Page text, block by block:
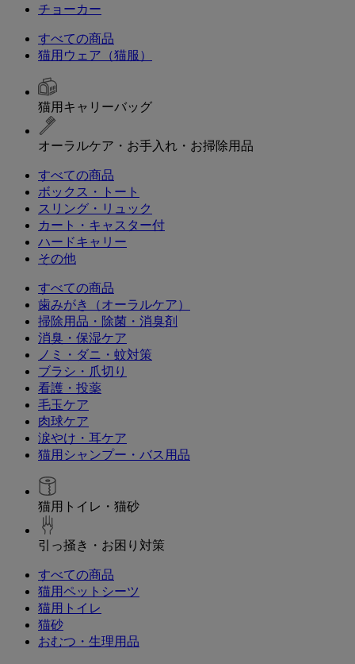
チョーカー
すべての商品
猫用ウェア（猫服）
猫用キャリーバッグ
オーラルケア・お手入れ・お掃除用品
すべての商品
ボックス・トート
スリング・リュック
カート・キャスター付
ハードキャリー
その他
すべての商品
歯みがき（オーラルケア）
掃除用品・除菌・消臭剤
消臭・保湿ケア
ノミ・ダニ・蚊対策
ブラシ・爪切り
看護・投薬
毛玉ケア
肉球ケア
涙やけ・耳ケア
猫用シャンプー・バス用品
猫用トイレ・猫砂
引っ掻き・お困り対策
すべての商品
猫用ペットシーツ
猫用トイレ
猫砂
おむつ・生理用品